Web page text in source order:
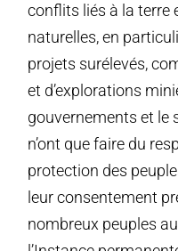
conflits liés à la terre
naturelles, en
projets surélevés,
et d’explorations
gouvernements et le
n’ont que faire du
protection des
leur consentement
nombreux peuples